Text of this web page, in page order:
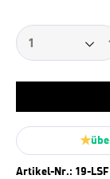
Artikel-Nr.: 19-